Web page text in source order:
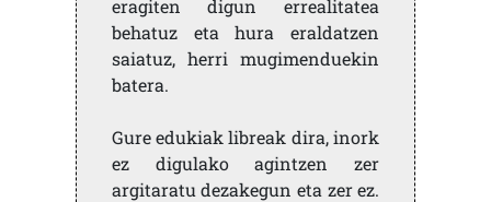
eragiten digun errealitatea
behatuz eta hura eraldatzen
saiatuz, herri mugimenduekin
batera.
Gure edukiak libreak dira, inork
ez digulako agintzen zer
argitaratu dezakegun eta zer ez.